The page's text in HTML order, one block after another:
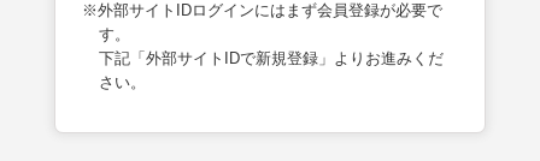
※外部サイトIDログインにはまず会員登録が必要で
す。
下記「外部サイトIDで新規登録」よりお進みくだ
さい。